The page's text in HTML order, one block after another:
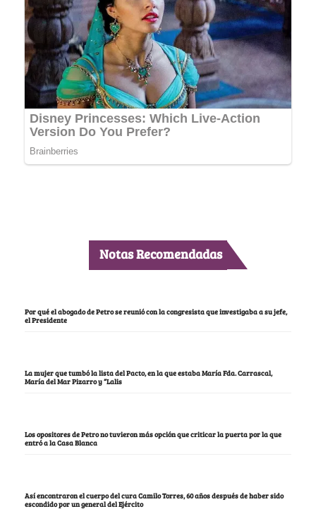
Notas Recomendadas
Por qué el abogado de Petro se reunió con la congresista que investigaba a su jefe,
el Presidente
La mujer que tumbó la lista del Pacto, en la que estaba María Fda. Carrascal,
María del Mar Pizarro y “Lalis
Los opositores de Petro no tuvieron más opción que criticar la puerta por la que
entró a la Casa Blanca
Así encontraron el cuerpo del cura Camilo Torres, 60 años después de haber sido
escondido por un general del Ejército